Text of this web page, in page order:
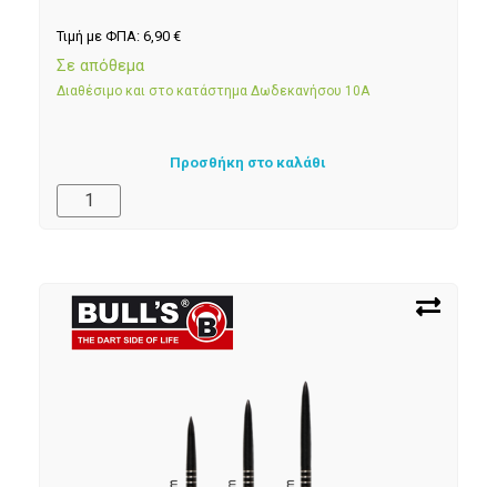
Τιμή με ΦΠΑ: 6,90 €
Σε απόθεμα
Διαθέσιμο και στο κατάστημα Δωδεκανήσου 10Α
Προσθήκη στο καλάθι